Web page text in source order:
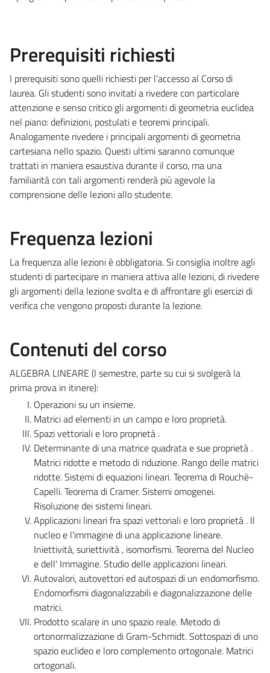
Prerequisiti richiesti
I prerequisiti sono quelli richiesti per l’accesso al Corso di
laurea. Gli studenti sono invitati a rivedere con particolare
attenzione e senso critico gli argomenti di geometria euclidea
nel piano: definizioni, postulati e teoremi principali.
Analogamente rivedere i principali argomenti di geometria
cartesiana nello spazio. Questi ultimi saranno comunque
trattati in maniera esaustiva durante il corso, ma una
familiarità con tali argomenti renderà più agevole la
comprensione delle lezioni allo studente.
Frequenza lezioni
La frequenza alle lezioni è obbligatoria. Si consiglia inoltre agli
studenti di partecipare in maniera attiva alle lezioni, di rivedere
gli argomenti della lezione svolta e di affrontare gli esercizi di
verifica che vengono proposti durante la lezione.
Contenuti del corso
ALGEBRA LINEARE (I semestre, parte su cui si svolgerà la
prima prova in itinere):
Operazioni su un insieme.
Matrici ad elementi in un campo e loro proprietà.
Spazi vettoriali e loro proprietà .
Determinante di una matrice quadrata e sue proprietà .
Matrici ridotte e metodo di riduzione. Rango delle matrici
ridotte. Sistemi di equazioni lineari. Teorema di Rouchè-
Capelli. Teorema di Cramer. Sistemi omogenei.
Risoluzione dei sistemi lineari.
Applicazioni lineari fra spazi vettoriali e loro proprietà . Il
nucleo e l'immagine di una applicazione lineare.
Iniettività, suriettività , isomorfismi. Teorema del Nucleo
e dell' Immagine. Studio delle applicazioni lineari.
Autovalori, autovettori ed autospazi di un endomorfismo.
Endomorfismi diagonalizzabili e diagonalizzazione delle
matrici.
Prodotto scalare in uno spazio reale. Metodo di
ortonormalizzazione di Gram-Schmidt. Sottospazi di uno
spazio euclideo e loro complemento ortogonale. Matrici
ortogonali.